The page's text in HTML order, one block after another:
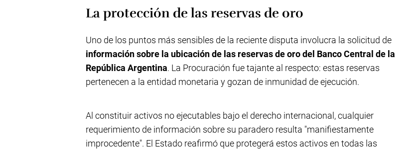
La protección de las reservas de oro
Uno de los puntos más sensibles de la reciente disputa involucra la solicitud de
información sobre la ubicación de las reservas de oro del Banco Central de la
República Argentina. La Procuración fue tajante al respecto: estas reservas
pertenecen a la entidad monetaria y gozan de inmunidad de ejecución.
Al constituir activos no ejecutables bajo el derecho internacional, cualquier
requerimiento de información sobre su paradero resulta "manifiestamente
improcedente". El Estado reafirmó que protegerá estos activos en todas las